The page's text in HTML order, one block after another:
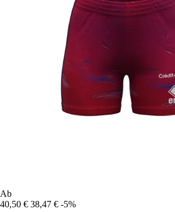
Ab
40,50 € 38,47 € -5%